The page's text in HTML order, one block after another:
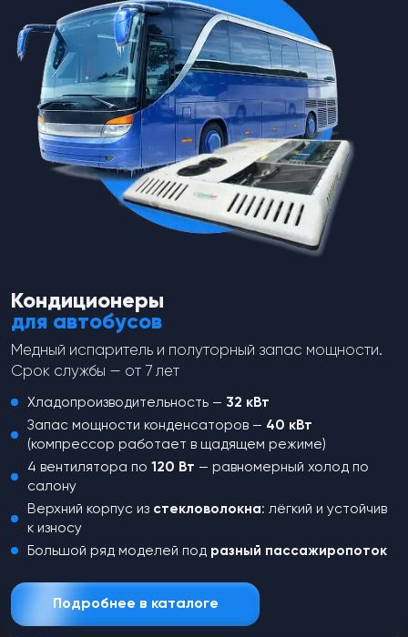
spares-theme
Коленвал компрессора Bitzer
(4U,4T,4P,4N)
от25 189₽
U08556
spares-theme
Гильза цилиндра Bitzer 4P.
от 6 827₽
Перейти в каталог
Не нашли,что искали?
Оставьте заявку и наш менеджер
свяжется с вами для консультации
Кондиционеры
для автобусов
Медный испаритель и полуторный запас мощности.
Срок службы — от 7 лет
Хладопроизводительность — 32 кВт
Запас мощности конденсаторов — 40 кВт
(компрессор работает в щадящем режиме)
4 вентилятора по120 Вт — равномерный холод по
салону
Верхний корпус из стекловолокна: лёгкий и устойчив
к износу
Большой ряд моделей под разный пассажиропоток
Подробнее в каталоге